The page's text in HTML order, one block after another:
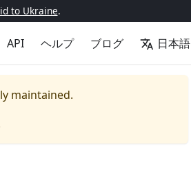
to Ukraine.
API ヘルプ ブログ 日本語
maintained.